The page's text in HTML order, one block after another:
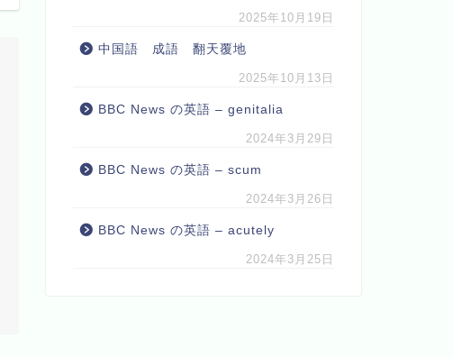
2025年10月19日
中国語 成語 翻天覆地
2025年10月13日
BBC News の英語 – genitalia
2024年3月29日
BBC News の英語 – scum
2024年3月26日
BBC News の英語 – acutely
2024年3月25日